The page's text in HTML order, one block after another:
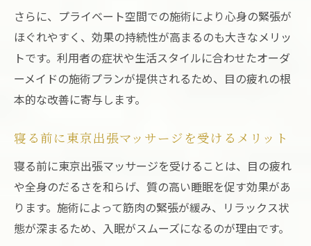
さらに、プライベート空間での施術により心身の緊張が
ほぐれやすく、効果の持続性が高まるのも大きなメリッ
トです。利用者の症状や生活スタイルに合わせたオーダ
ーメイドの施術プランが提供されるため、目の疲れの根
本的な改善に寄与します。
寝る前に東京出張マッサージを受けるメリット
寝る前に東京出張マッサージを受けることは、目の疲れ
や全身のだるさを和らげ、質の高い睡眠を促す効果があ
ります。施術によって筋肉の緊張が緩み、リラックス状
態が深まるため、入眠がスムーズになるのが理由です。